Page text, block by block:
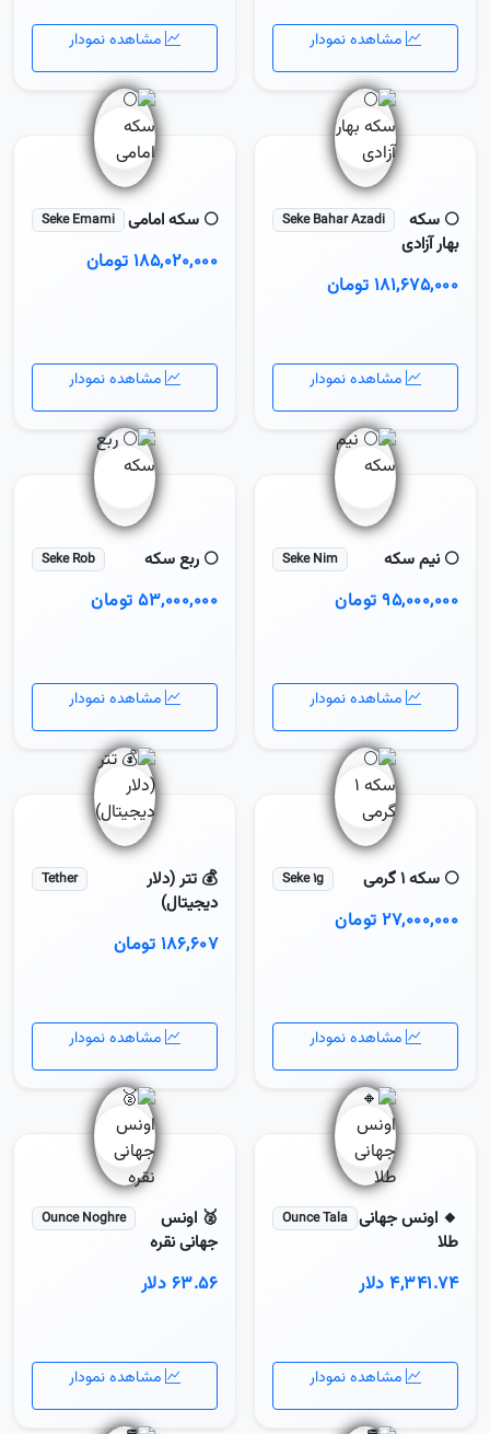
مشاهده نمودار مشاهده نمودار
🌕 سکه
بهار آزادی
Seke Bahar Azadi
۱۸۱,۶۷۵,۰۰۰ تومان
مشاهده نمودار
🌕 سکه امامی Seke Emami
۱۸۵,۰۲۰,۰۰۰ تومان
مشاهده نمودار
🌕 نیم سکه Seke Nim
۹۵,۰۰۰,۰۰۰ تومان
مشاهده نمودار
🌕 ربع سکه Seke Rob
۵۳,۰۰۰,۰۰۰ تومان
مشاهده نمودار
🌕 سکه 1 گرمی Seke 1g
۲۷,۰۰۰,۰۰۰ تومان
مشاهده نمودار
💰 تتر (دلار
دیجیتال)
Tether
۱۸۶,۶۰۷ تومان
مشاهده نمودار
🔸 اونس جهانی
طلا
Ounce Tala
۴,۳۴۱.۷۴ دلار
مشاهده نمودار
🥈 اونس
جهانی نقره
Ounce Noghre
۶۳.۵۶ دلار
مشاهده نمودار